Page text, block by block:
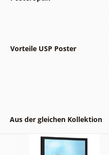
Vorteile USP Poster
Aus der gleichen Kollektion